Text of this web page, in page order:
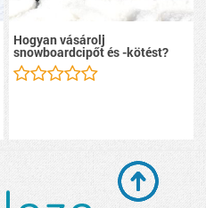
Hogyan vásárolj
snowboardcipőt és -kötést?